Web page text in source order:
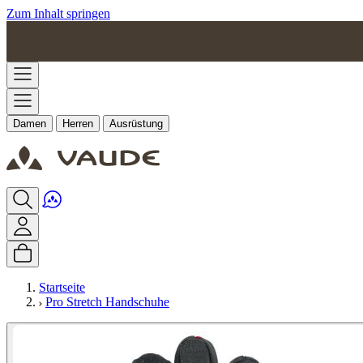
Zum Inhalt springen
Damen Herren Ausrüstung
Startseite
Pro Stretch Handschuhe